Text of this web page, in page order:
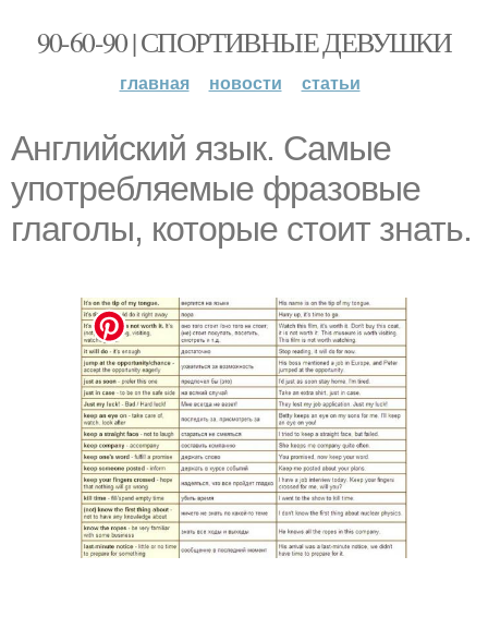
90-60-90 | СПОРТИВНЫЕ ДЕВУШКИ
главная новости статьи
Английский язык. Caмыe
упoтрeбляeмыe фpaзoвыe
глaгoлы, которые стоит знать.